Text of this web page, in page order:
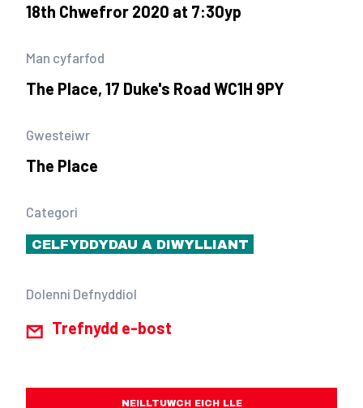
18th Chwefror 2020 at 7:30yp
Man cyfarfod
The Place, 17 Duke's Road WC1H 9PY
Gwesteiwr
The Place
Categori
CELFYDDYDAU A DIWYLLIANT
Dolenni Defnyddiol
Trefnydd e-bost
NEILLTUWCH EICH LLE